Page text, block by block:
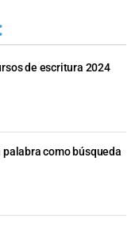
de escritura 2024
palabra como búsqueda